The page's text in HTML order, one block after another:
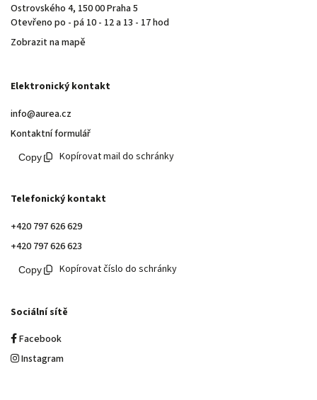
Ostrovského 4, 150 00 Praha 5
Otevřeno po - pá 10 - 12 a 13 - 17 hod
Zobrazit na mapě
Elektronický kontakt
info@aurea.cz
Kontaktní formulář
Kopírovat mail do schránky
Telefonický kontakt
+420 797 626 629
+420 797 626 623
Kopírovat číslo do schránky
Sociální sítě
Facebook
Instagram